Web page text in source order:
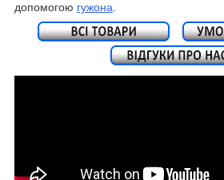
допомогою гужона.